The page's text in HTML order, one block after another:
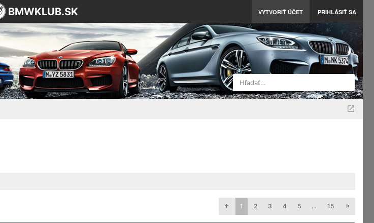
VYTVORIŤ ÚČET PRIHLÁSIŤ SA
BMWKLUB.SK
Hľadať…
1 2 3 4 5 … 15